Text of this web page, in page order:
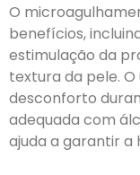
O
benefícios,
estimulação da
textura da pele.
desconforto
adequada com
ajuda a garantir a